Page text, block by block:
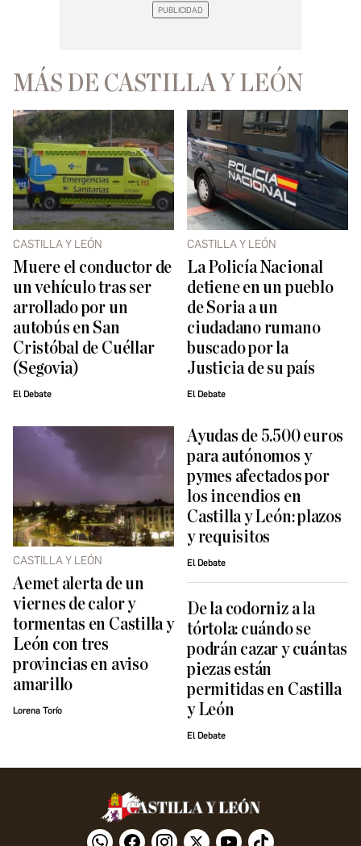
MÁS DE CASTILLA Y LEÓN
CASTILLA Y LEÓN
Muere el conductor de
un vehículo tras ser
arrollado por un
autobús en San
Cristóbal de Cuéllar
(Segovia)
El Debate
CASTILLA Y LEÓN
La Policía Nacional
detiene en un pueblo
de Soria a un
ciudadano rumano
buscado por la
Justicia de su país
El Debate
CASTILLA Y LEÓN
Aemet alerta de un
viernes de calor y
tormentas en Castilla y
León con tres
provincias en aviso
amarillo
Lorena Torío
Ayudas de 5.500 euros
para autónomos y
pymes afectados por
los incendios en
Castilla y León: plazos
y requisitos
El Debate
De la codorniz a la
tórtola: cuándo se
podrán cazar y cuántas
piezas están
permitidas en Castilla
y León
El Debate